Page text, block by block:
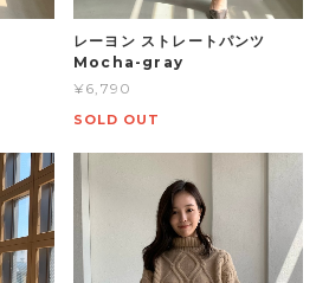
レーヨン ストレートパンツ
Mocha-gray
¥6,790
SOLD OUT